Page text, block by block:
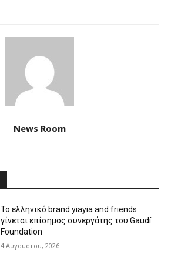
News Room
Το ελληνικό brand yiayia and friends
γίνεται επίσημος συνεργάτης του Gaudí
Foundation
4 Αυγούστου, 2026